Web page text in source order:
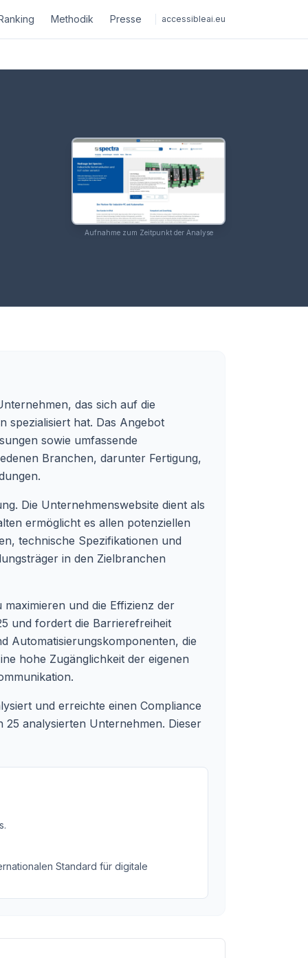
Methodik Presse accessibleai.eu
Aufnahme zum Zeitpunkt der Analyse
das sich auf die
spezialisiert hat. Das Angebot
sowie umfassende
Branchen, darunter Fertigung,
Die Unternehmenswebsite dient als
ermöglicht es allen potenziellen
technische Spezifikationen und
in den Zielbranchen
und die Effizienz der
und fordert die Barrierefreiheit
Automatisierungskomponenten, die
hohe Zugänglichkeit der eigenen
und erreichte einen Compliance
analysierten Unternehmen. Dieser
.
Standard für digitale